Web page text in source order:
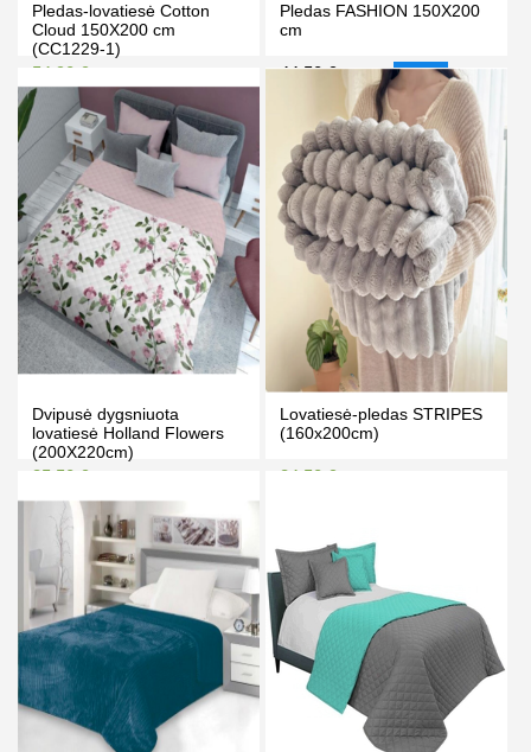
Pledas-lovatiesė Cotton
Cloud 150X200 cm
(CC1229-1)
54.90 €
Kaina prisijungus
PIRKTI
Pledas FASHION 150X200
cm
44.50 €49.90 € -11%
PIRKTI
Dvipusė dygsniuota
lovatiesė Holland Flowers
(200X220cm)
35.50 €
Kaina prisijungus
PIRKTI
Lovatiesė-pledas STRIPES
(160x200cm)
34.50 €
PIRKTI